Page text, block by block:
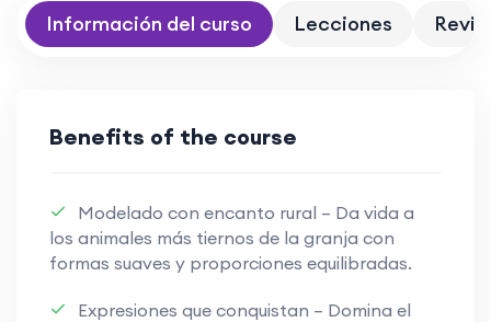
Información del curso Lecciones
Benefits of the course
Modelado con encanto rural – Da vida a
los animales más tiernos de la granja con
formas suaves y proporciones equilibradas.
Expresiones que conquistan – Domina el